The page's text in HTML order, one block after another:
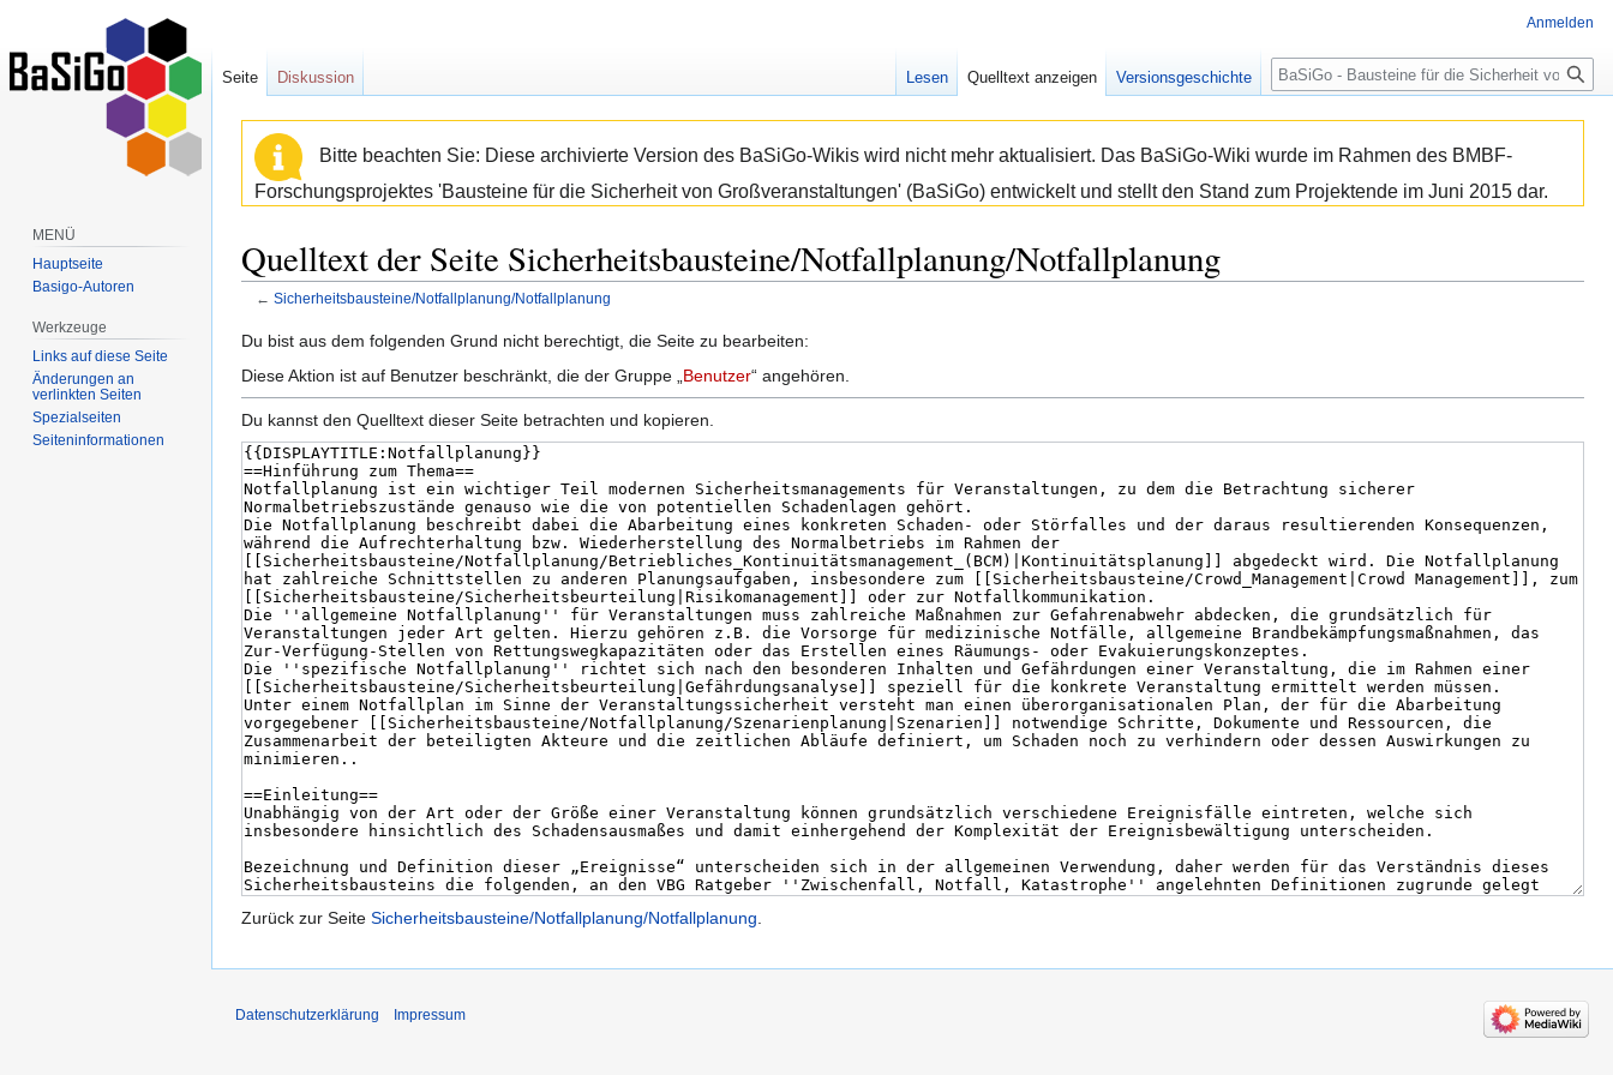
Bitte beachten Sie: Diese archivierte Version des BaSiGo-Wikis wird nicht mehr aktualisiert. Das BaSiGo-Wiki wurde im Rahmen des BMBF-
Forschungsprojektes 'Bausteine für die Sicherheit von Großveranstaltungen' (BaSiGo) entwickelt und stellt den Stand zum Projektende im Juni 2015 dar.
Quelltext der Seite Sicherheitsbausteine/Notfallplanung/Notfallplanung
← Sicherheitsbausteine/Notfallplanung/Notfallplanung
Zur
Navigation
Zur
Suche
Du bist aus dem folgenden Grund nicht berechtigt, die Seite zu bearbeiten:
Diese Aktion ist auf Benutzer beschränkt, die der Gruppe „ Benutzer“ angehören.
Du kannst den Quelltext dieser Seite betrachten und kopieren.
Zurück zur Seite Sicherheitsbausteine/Notfallplanung/Notfallplanung.
Anmelden
Seite Diskussion Lesen Quelltext anzeigen Versionsgeschichte
Suche
MENÜ
Hauptseite
Basigo-Autoren
Werkzeuge
Links auf diese Seite
Änderungen an
verlinkten Seiten
Spezialseiten
Seiten­informationen
Datenschutzerklärung Impressum